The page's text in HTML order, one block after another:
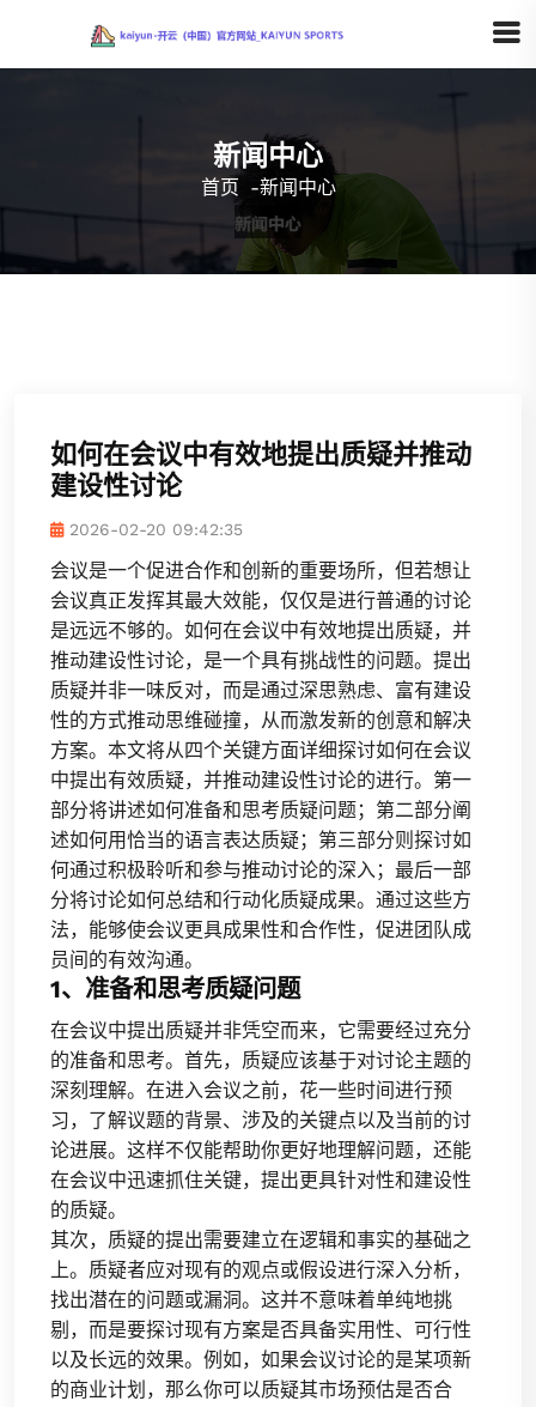
新闻中心
首页 -新闻中心
如何在会议中有效地提出质疑并推动
建设性讨论
2026-02-20 09:42:35
会议是一个促进合作和创新的重要场所，但若想让
会议真正发挥其最大效能，仅仅是进行普通的讨论
是远远不够的。如何在会议中有效地提出质疑，并
推动建设性讨论，是一个具有挑战性的问题。提出
质疑并非一味反对，而是通过深思熟虑、富有建设
性的方式推动思维碰撞，从而激发新的创意和解决
方案。本文将从四个关键方面详细探讨如何在会议
中提出有效质疑，并推动建设性讨论的进行。第一
部分将讲述如何准备和思考质疑问题；第二部分阐
述如何用恰当的语言表达质疑；第三部分则探讨如
何通过积极聆听和参与推动讨论的深入；最后一部
分将讨论如何总结和行动化质疑成果。通过这些方
法，能够使会议更具成果性和合作性，促进团队成
员间的有效沟通。
1、准备和思考质疑问题
在会议中提出质疑并非凭空而来，它需要经过充分
的准备和思考。首先，质疑应该基于对讨论主题的
深刻理解。在进入会议之前，花一些时间进行预
习，了解议题的背景、涉及的关键点以及当前的讨
论进展。这样不仅能帮助你更好地理解问题，还能
在会议中迅速抓住关键，提出更具针对性和建设性
的质疑。
其次，质疑的提出需要建立在逻辑和事实的基础之
上。质疑者应对现有的观点或假设进行深入分析，
找出潜在的问题或漏洞。这并不意味着单纯地挑
剔，而是要探讨现有方案是否具备实用性、可行性
以及长远的效果。例如，如果会议讨论的是某项新
的商业计划，那么你可以质疑其市场预估是否合